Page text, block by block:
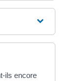
ils encore